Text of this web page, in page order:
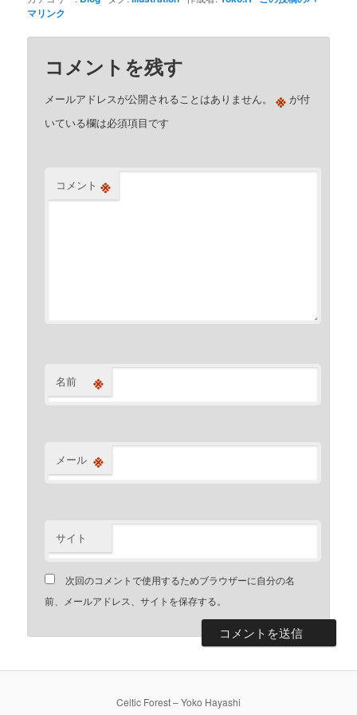
マリンク
コメントを残す
メールアドレスが公開されることはありません。 ※ が付
いている欄は必須項目です
コメント ※
名前 ※
メール ※
サイト
次回のコメントで使用するためブラウザーに自分の名
前、メールアドレス、サイトを保存する。
Celtic Forest – Yoko Hayashi